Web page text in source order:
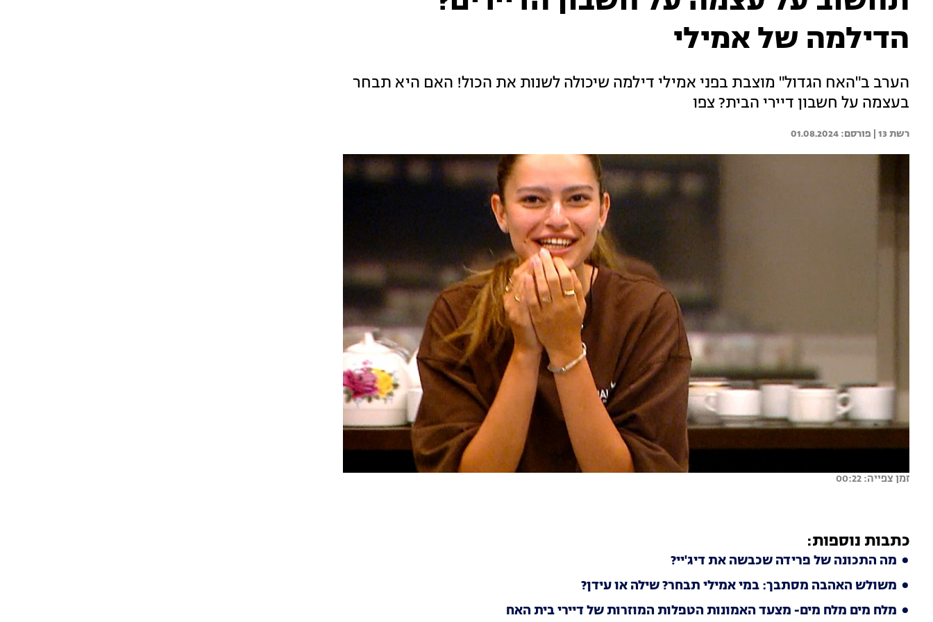
הדילמה של אמילי
הערב ב"האח הגדול" מוצבת בפני אמילי דילמה שיכולה לשנות את הכול! האם היא תבחר
בעצמה על חשבון דיירי הבית? צפו
רשת 13 | 01.08.2024
זמן צפייה: 00:22
כתבות נוספות:
מה התכונה של פרידה שכבשה את דיג'יי?
משולש האהבה מסתבך: במי אמילי תבחר? שילה או עידן?
מלח מים מלח מים- מצעד האמונות הטפלות המוזרות של דיירי בית האח